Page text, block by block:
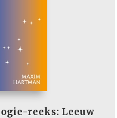
reeks: Leeuw